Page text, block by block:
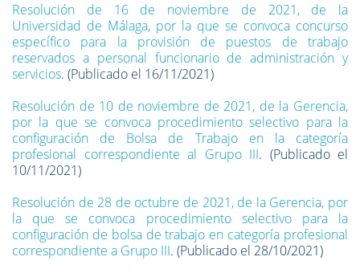
Resolución de 16 de noviembre de 2021, de la
Universidad de Málaga, por la que se convoca concurso
específico para la provisión de puestos de trabajo
reservados a personal funcionario de administración y
servicios. (Publicado el 16/11/2021)
Resolución de 10 de noviembre de 2021, de la Gerencia,
por la que se convoca procedimiento selectivo para la
configuración de Bolsa de Trabajo en la categoría
profesional correspondiente al Grupo III. (Publicado el
10/11/2021)
Resolución de 28 de octubre de 2021, de la Gerencia, por
la que se convoca procedimiento selectivo para la
configuración de bolsa de trabajo en categoría profesional
correspondiente a Grupo III. (Publicado el 28/10/2021)